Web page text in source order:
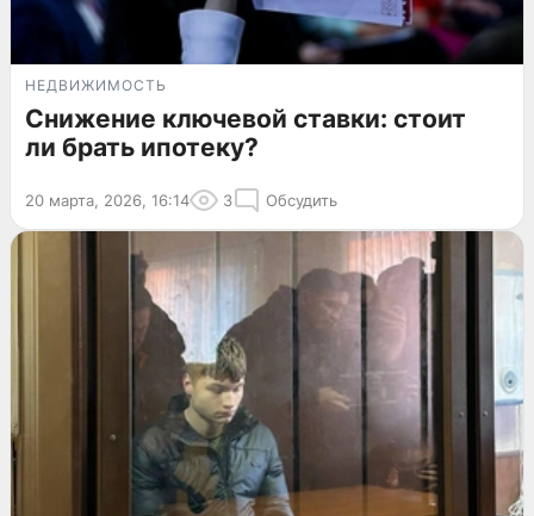
НЕДВИЖИМОСТЬ
Снижение ключевой ставки: стоит
ли брать ипотеку?
20 марта, 2026, 16:14 3 Обсудить